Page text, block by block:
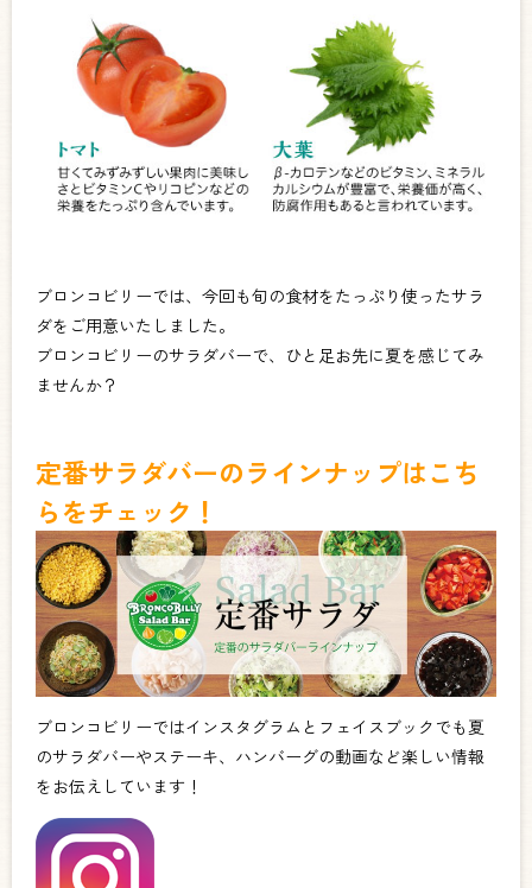
ブロンコビリーでは、今回も旬の食材をたっぷり使ったサラ
ダをご用意いたしました。
ブロンコビリーのサラダバーで、ひと足お先に夏を感じてみ
ませんか？
定番サラダバーのラインナップはこち
らをチェック！
ブロンコビリーではインスタグラムとフェイスブックでも夏
のサラダバーやステーキ、ハンバーグの動画など楽しい情報
をお伝えしています！